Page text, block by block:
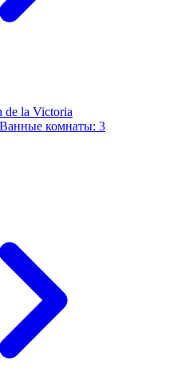
de la Victoria
комнаты: 3